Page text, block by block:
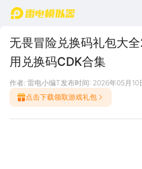
首页
无畏冒险兑换码礼包大
用兑换码CDK合集
作者: 雷电小编T发布时间: 2026年05月10
点击下载领取游戏礼包